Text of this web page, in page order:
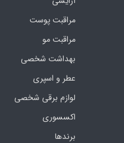
مراقبت پوست
مراقبت مو
بهداشت شخصی
عطر و اسپری
لوازم برقی شخصی
اکسسوری
برندها